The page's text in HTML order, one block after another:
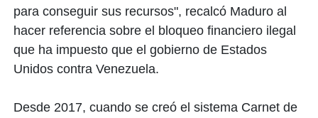
para conseguir sus recursos", recalcó Maduro al
hacer referencia sobre el bloqueo financiero ilegal
que ha impuesto que el gobierno de Estados
Unidos contra Venezuela.
Desde 2017, cuando se creó el sistema Carnet de